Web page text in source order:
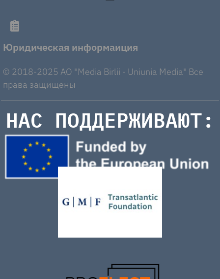
Юридическая информаиция
© 2018-2025 AO "Media Birlii - Uniunia Media" Все
права защищены
НАС ПОДДЕРЖИВАЮТ: